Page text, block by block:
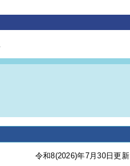
令和8(2026)年7月30日更新